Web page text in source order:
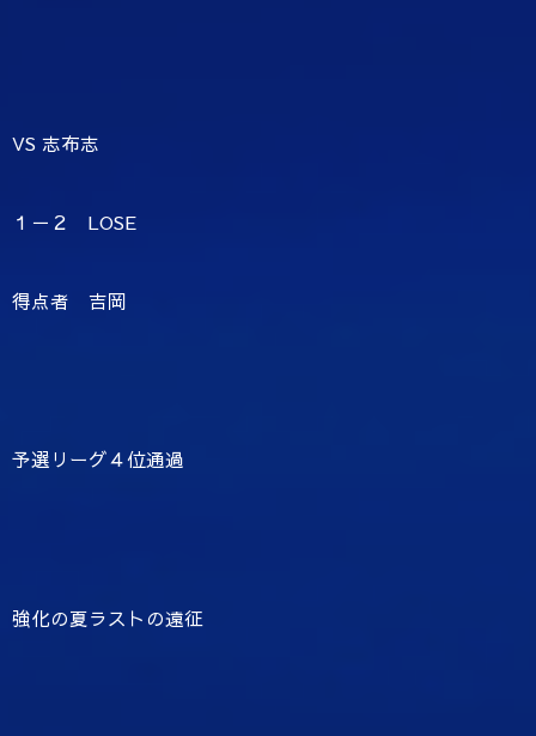
VS 志布志
１－２ LOSE
得点者 吉岡
予選リーグ４位通過
強化の夏ラストの遠征